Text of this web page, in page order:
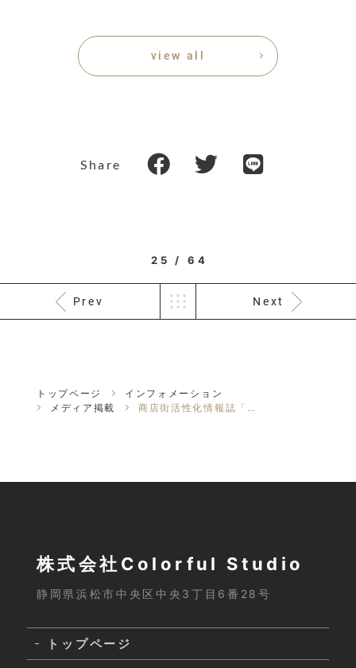
view all
Share
25 / 64
Prev Next
トップページ
インフォメーション
メディア掲載
商店街活性化情報誌「EGAO」に掲載されました！
株式会社Colorful Studio
静岡県浜松市中央区中央3丁目6番28号
トップページ